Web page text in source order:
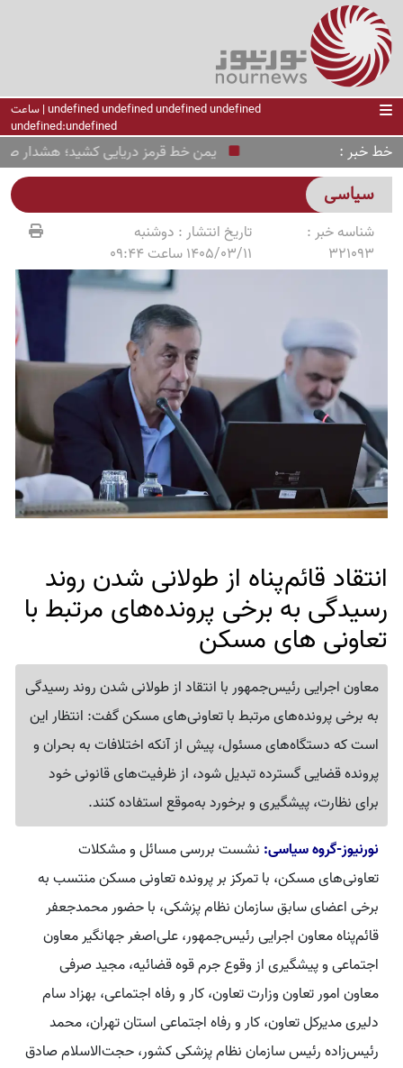
undefined undefined undefined undefined | ساعت
undefined:undefined
خط خبر یمن خط قرمز دریایی کشید؛ هشدار صنعا
سیاسی
شناسه خبر :
321093
تاریخ انتشار : دوشنبه
1405/03/11 ساعت 09:44
انتقاد قائم‌پناه از طولانی شدن روند
رسیدگی به برخی پرونده‌های مرتبط با
تعاونی های مسکن
معاون اجرایی رئیس‌جمهور با انتقاد از طولانی شدن روند رسیدگی
به برخی پرونده‌های مرتبط با تعاونی‌های مسکن گفت: انتظار این
است که دستگاه‌های مسئول، پیش از آنکه اختلافات به بحران و
پرونده قضایی گسترده تبدیل شود، از ظرفیت‌های قانونی خود
برای نظارت، پیشگیری و برخورد به‌موقع استفاده کنند.
نورنیوز-گروه سیاسی: نشست بررسی مسائل و مشکلات
تعاونی‌های مسکن، با تمرکز بر پرونده تعاونی مسکن منتسب به
برخی اعضای سابق سازمان نظام پزشکی، با حضور محمدجعفر
قائم‌پناه معاون اجرایی رئیس‌جمهور، علی‌اصغر جهانگیر معاون
اجتماعی و پیشگیری از وقوع جرم قوه قضائیه، مجید صرفی
معاون امور تعاون وزارت تعاون، کار و رفاه اجتماعی، بهزاد سام
دلیری مدیرکل تعاون، کار و رفاه اجتماعی استان تهران، محمد
رئیس‌زاده رئیس سازمان نظام پزشکی کشور، حجت‌الاسلام صادق